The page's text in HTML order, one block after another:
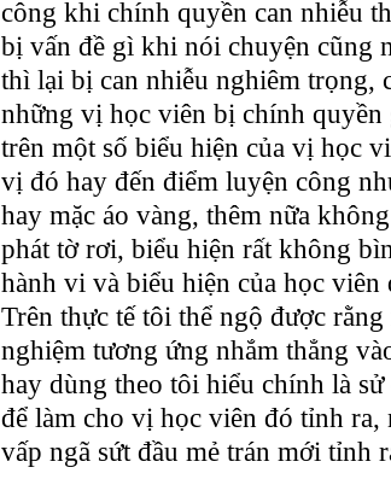
công khi chính quyền can nhiễu
bị vấn đề gì khi nói chuyện cũng
thì lại bị can nhiễu nghiêm trọng,
những vị học viên bị chính quyền
trên một số biểu hiện của vị học
vị đó hay đến điểm luyện công
hay mặc áo vàng, thêm nữa
phát tờ rơi, biểu hiện rất không
hành vi và biểu hiện của học
Trên thực tế tôi thể ngộ được
nghiệm tương ứng nhắm thẳng
hay dùng theo tôi hiểu chính là
để làm cho vị học viên đó tỉnh
vấp ngã sứt đầu mẻ trán mới tỉnh